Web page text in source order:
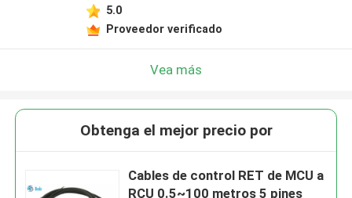
5.0
Proveedor verificado
Vea más
Obtenga el mejor precio por
Cables de control RET de MCU a
RCU 0.5~100 metros 5 pines